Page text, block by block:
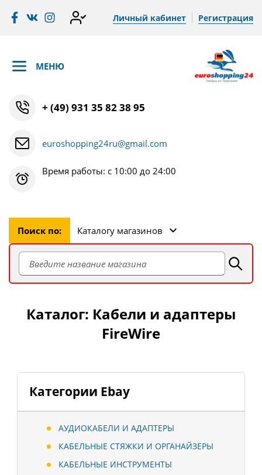
Личный кабинет Регистрация
МЕНЮ
+ (49) 931 35 82 38 95
euroshopping24ru@gmail.com
Время работы: с 10:00 до 24:00
Поиск по: Каталогу магазинов
Категории Ebay
АУДИОКАБЕЛИ И АДАПТЕРЫ
КАБЕЛЬНЫЕ СТЯЖКИ И ОРГАНАЙЗЕРЫ
КАБЕЛЬНЫЕ ИНСТРУМЕНТЫ
Каталог: Кабели и адаптеры
FireWire